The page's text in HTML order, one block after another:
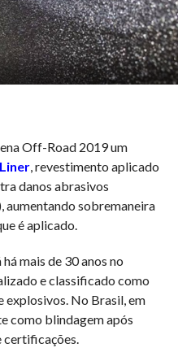
Off-Road 2019 um
, revestimento aplicado
danos abrasivos
aumentando sobremaneira
é aplicado.
mais de 30 anos no
e classificado como
explosivos. No Brasil, em
como blindagem após
certificações.